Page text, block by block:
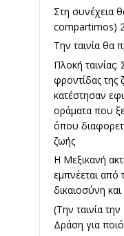
Στη συνέχεια
compartimos)
Την ταινία θα
Πλοκή
φροντίδας
κατέστησαν
οράματα που
όπου
ζωής
Η Μεξικανή
εμπνέεται από
δικαιοσύνη
(Την ταινία
Δράση για